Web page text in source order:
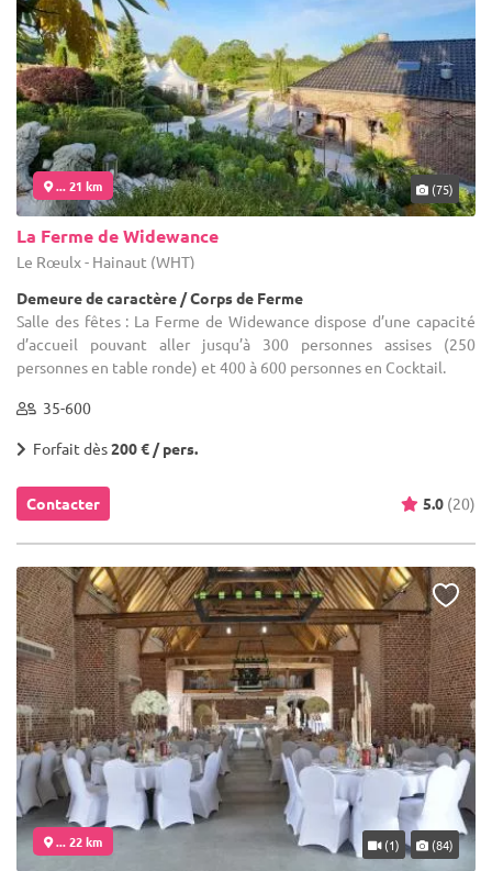
... 21 km (75)
La Ferme de Widewance
Le Rœulx - Hainaut (WHT)
Demeure de caractère / Corps de Ferme
Salle des fêtes : La Ferme de Widewance dispose d’une capacité
d’accueil pouvant aller jusqu’à 300 personnes assises (250
personnes en table ronde) et 400 à 600 personnes en Cocktail.
35-600
Forfait dès200 € / pers.
Contacter 5.0 (20)
... 22 km (1) (84)